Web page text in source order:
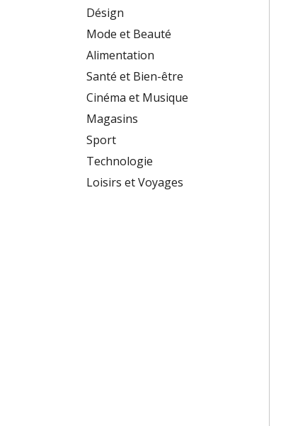
Désign
Mode et Beauté
Alimentation
Santé et Bien-être
Cinéma et Musique
Magasins
Sport
Technologie
Loisirs et Voyages